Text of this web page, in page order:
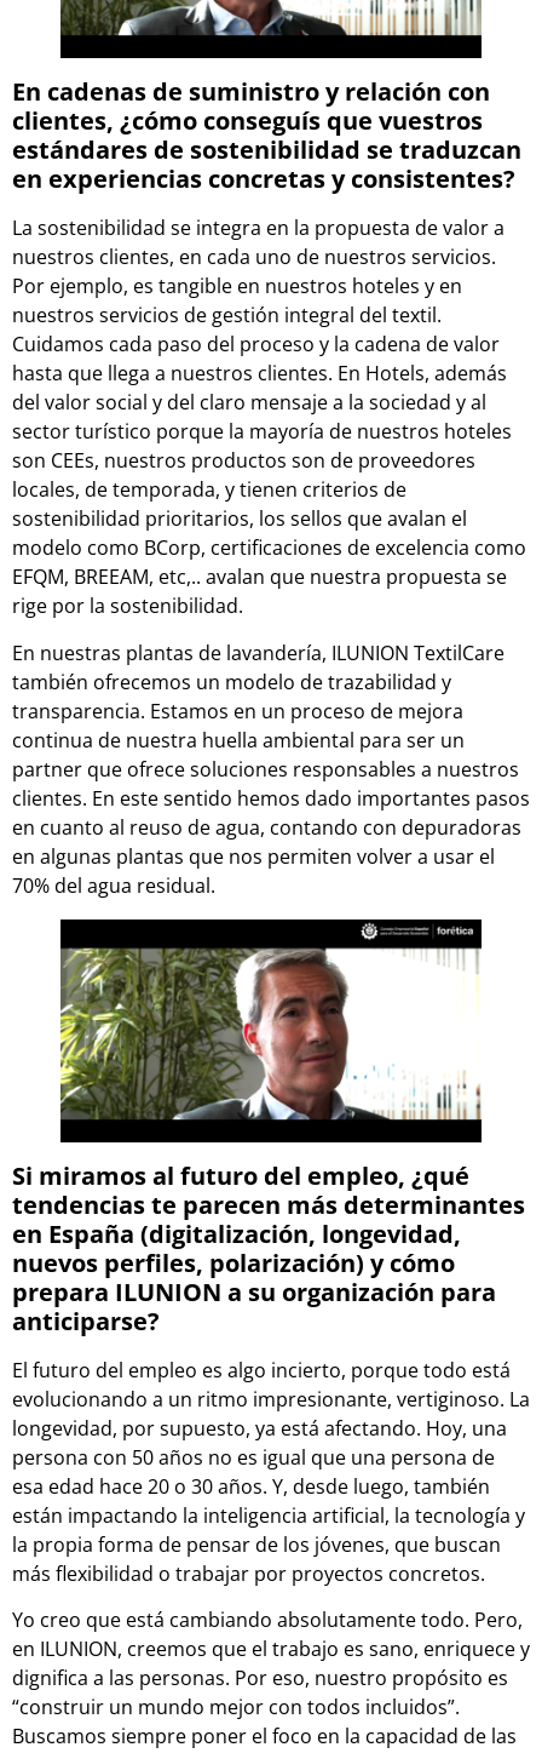
En cadenas de suministro y relación con
clientes, ¿cómo conseguís que vuestros
estándares de sostenibilidad se traduzcan
en experiencias concretas y consistentes?
La sostenibilidad se integra en la propuesta de valor a
nuestros clientes, en cada uno de nuestros servicios.
Por ejemplo, es tangible en nuestros hoteles y en
nuestros servicios de gestión integral del textil.
Cuidamos cada paso del proceso y la cadena de valor
hasta que llega a nuestros clientes. En Hotels, además
del valor social y del claro mensaje a la sociedad y al
sector turístico porque la mayoría de nuestros hoteles
son CEEs, nuestros productos son de proveedores
locales, de temporada, y tienen criterios de
sostenibilidad prioritarios, los sellos que avalan el
modelo como BCorp, certificaciones de excelencia como
EFQM, BREEAM, etc,.. avalan que nuestra propuesta se
rige por la sostenibilidad.
En nuestras plantas de lavandería, ILUNION TextilCare
también ofrecemos un modelo de trazabilidad y
transparencia. Estamos en un proceso de mejora
continua de nuestra huella ambiental para ser un
partner que ofrece soluciones responsables a nuestros
clientes. En este sentido hemos dado importantes pasos
en cuanto al reuso de agua, contando con depuradoras
en algunas plantas que nos permiten volver a usar el
70% del agua residual.
Si miramos al futuro del empleo, ¿qué
tendencias te parecen más determinantes
en España (digitalización, longevidad,
nuevos perfiles, polarización) y cómo
prepara ILUNION a su organización para
anticiparse?
El futuro del empleo es algo incierto, porque todo está
evolucionando a un ritmo impresionante, vertiginoso. La
longevidad, por supuesto, ya está afectando. Hoy, una
persona con 50 años no es igual que una persona de
esa edad hace 20 o 30 años. Y, desde luego, también
están impactando la inteligencia artificial, la tecnología y
la propia forma de pensar de los jóvenes, que buscan
más flexibilidad o trabajar por proyectos concretos.
Yo creo que está cambiando absolutamente todo. Pero,
en ILUNION, creemos que el trabajo es sano, enriquece y
dignifica a las personas. Por eso, nuestro propósito es
“construir un mundo mejor con todos incluidos”.
Buscamos siempre poner el foco en la capacidad de las